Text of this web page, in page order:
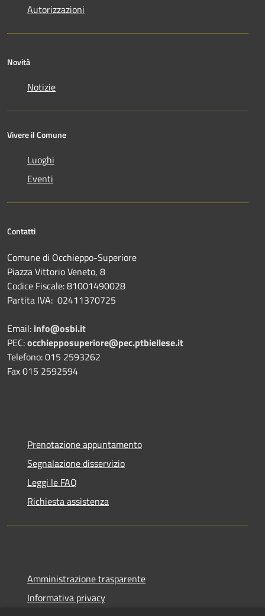
Autorizzazioni
Novità
Notizie
Vivere il Comune
Luoghi
Eventi
Contatti
Comune di Occhieppo-Superiore
Piazza Vittorio Veneto, 8
Codice Fiscale: 81001490028
Partita IVA: 02411370725
Email: info@osbi.it
PEC:occhiepposuperiore@pec.ptbiellese.it
Telefono: 015 2593262
Fax 015 2592594
Prenotazione appuntamento
Segnalazione disservizio
Leggi le FAQ
Richiesta assistenza
Amministrazione trasparente
Informativa privacy